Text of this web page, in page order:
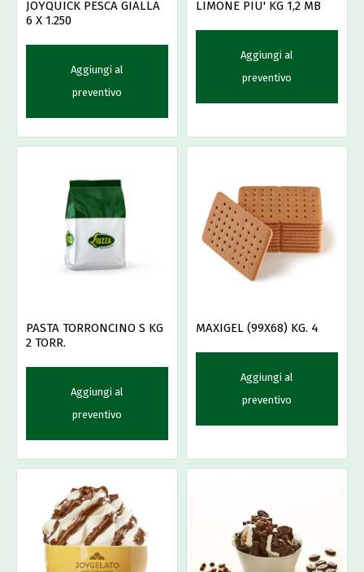
JOYQUICK PESCA GIALLA
6 X 1.250
Aggiungi al
preventivo
LIMONE PIU' KG 1,2 MB
Aggiungi al
preventivo
PASTA TORRONCINO S KG
2 TORR.
Aggiungi al
preventivo
MAXIGEL (99X68) KG. 4
Aggiungi al
preventivo